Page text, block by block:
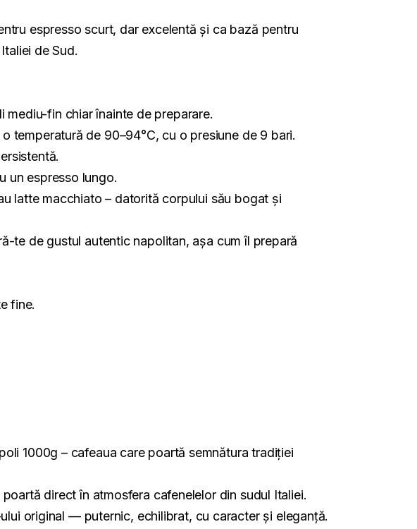
espresso scurt, dar excelentă și ca bază pentru
de Sud.
mediu-fin chiar înainte de preparare.
temperatură de 90–94°C, cu o presiune de 9 bari.
un espresso lungo.
latte macchiato – datorită corpului său bogat și
te de gustul autentic napolitan, așa cum îl prepară
fine.
1000g – cafeaua care poartă semnătura tradiției
direct în atmosfera cafenelelor din sudul Italiei.
original — puternic, echilibrat, cu caracter și eleganță.